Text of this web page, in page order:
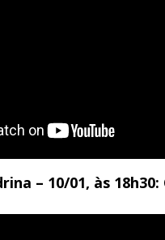
– 10/01, às 18h30: